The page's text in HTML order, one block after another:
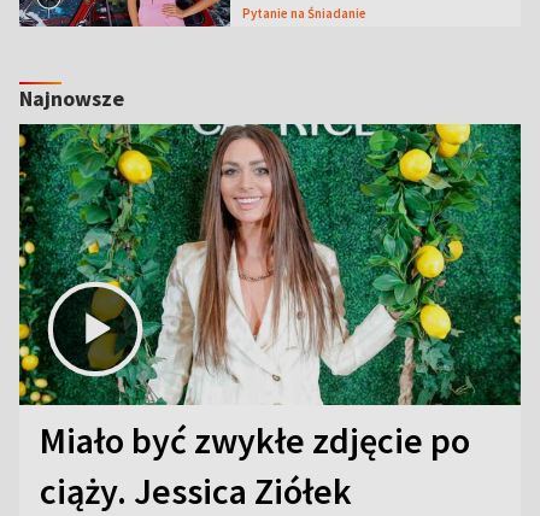
Pytanie na Śniadanie
Najnowsze
Miało być zwykłe zdjęcie po
ciąży. Jessica Ziółek